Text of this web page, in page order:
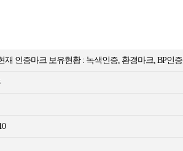
재 인증마크 보유현황 : 녹색인증, 환경마크, BP인